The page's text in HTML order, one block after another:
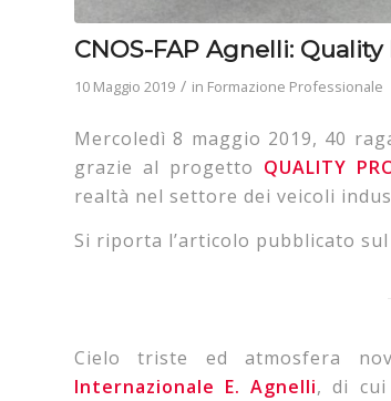
CNOS-FAP Agnelli: Quality
10 Maggio 2019 / in Formazione Professionale
Mercoledì 8 maggio 2019, 40
grazie al progetto QUALITY
realtà nel settore dei veicoli
Si riporta l’articolo pubblicato
Cielo triste ed atmosfera
Internazionale E. Agnelli, di cui